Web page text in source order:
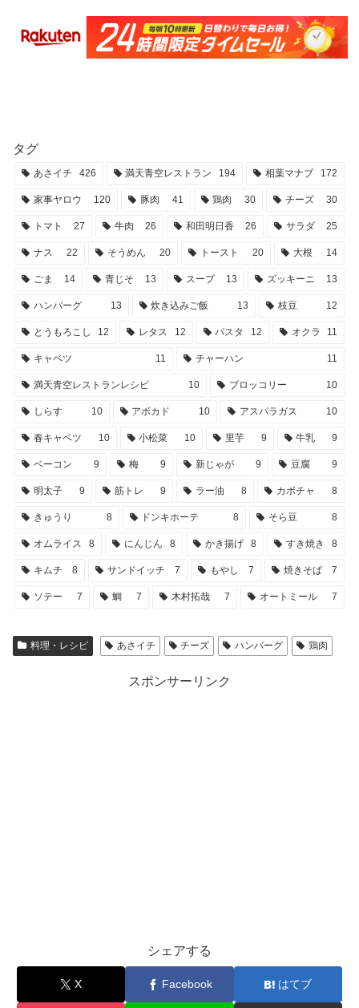
タグ
あさイチ 426 満天青空レストラン 194 相葉マナブ 172
家事ヤロウ 120 豚肉 41 鶏肉 30 チーズ 30
トマト 27 牛肉 26 和田明日香 26 サラダ 25
ナス 22 そうめん 20 トースト 20 大根 14
ごま 14 青じそ 13 スープ 13 ズッキーニ 13
ハンバーグ 13 炊き込みご飯 13 枝豆 12
とうもろこし 12 レタス 12 パスタ 12 オクラ 11
キャベツ 11 チャーハン 11
満天青空レストランレシピ 10 ブロッコリー 10
しらす 10 アボカド 10 アスパラガス 10
春キャベツ 10 小松菜 10 里芋 9 牛乳 9
ベーコン 9 梅 9 新じゃが 9 豆腐 9
明太子 9 筋トレ 9 ラー油 8 カボチャ 8
きゅうり 8 ドンキホーテ 8 そら豆 8
オムライス 8 にんじん 8 かき揚げ 8 すき焼き 8
キムチ 8 サンドイッチ 7 もやし 7 焼きそば 7
ソテー 7 鯛 7 木村拓哉 7 オートミール 7
料理・レシピ あさイチ チーズ ハンバーグ 鶏肉
スポンサーリンク
シェアする
X Facebook はてブ